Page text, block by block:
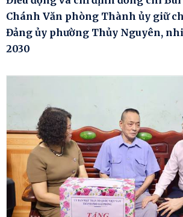
Chánh Văn phòng Thành ủy giữ
Đảng ủy phường Thủy Nguyên,
2030